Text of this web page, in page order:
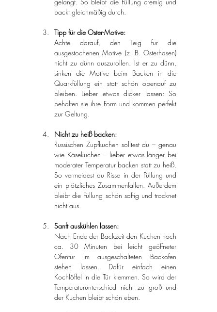
backt gleichmäßig durch.
Tipp für die Oster-Motive:
Achte darauf, den Teig für die
ausgestochenen Motive (z. B. Osterhasen)
nicht zu dünn auszurollen. Ist er zu dünn,
sinken die Motive beim Backen in die
Quarkfüllung ein statt schön obenauf zu
bleiben. Lieber etwas dicker lassen: So
behalten sie ihre Form und kommen perfekt
zur Geltung.
Nicht zu heiß backen:
Russischen Zupfkuchen solltest du – genau
wie Käsekuchen – lieber etwas länger bei
moderater Temperatur backen statt zu heiß.
So vermeidest du Risse in der Füllung und
ein plötzliches Zusammenfallen. Außerdem
bleibt die Füllung schön saftig und trocknet
nicht aus.
Sanft auskühlen lassen:
Nach Ende der Backzeit den Kuchen noch
ca. 30 Minuten bei leicht geöffneter
Ofentür im ausgeschalteten Backofen
stehen lassen. Dafür einfach einen
Kochlöffel in die Tür klemmen. So wird der
Temperaturunterschied nicht zu groß und
der Kuchen bleibt schön eben.